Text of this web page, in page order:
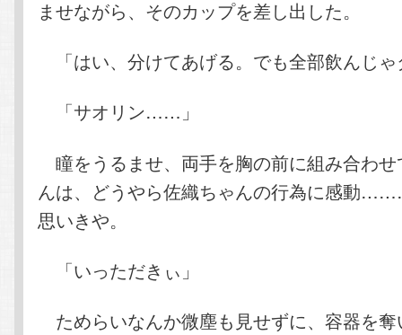
ませながら、そのカップを差し出した。
「はい、分けてあげる。でも全部飲んじ
「サオリン……」
瞳をうるませ、両手を胸の前に組み合わ
んは、どうやら佐織ちゃんの行為に感動
思いきや。
「いっただきぃ」
ためらいなんか微塵も見せずに、容器を